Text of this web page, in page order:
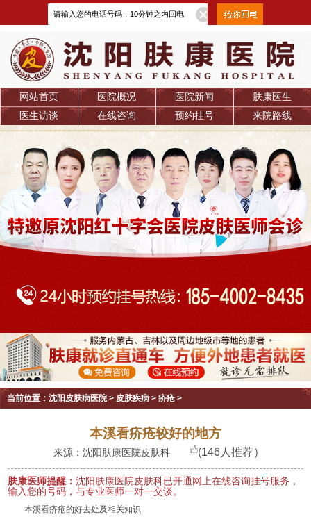
网站首页 医院概况 医院新闻
肤康医生
医生访谈
在线咨询 预约挂号 来院路线
当前位置： 沈阳皮肤病医院> 皮肤疾病> 疥疮>
本溪看疥疮较好的地方
来源：沈阳肤康医院皮肤科 (146人推荐）
肤康医师提醒：沈阳肤康医院皮肤科已开通网上在线咨询挂号服务，
输入您的号码，与专业医师一对一交谈。
本溪看疥疮的好去处及相关知识